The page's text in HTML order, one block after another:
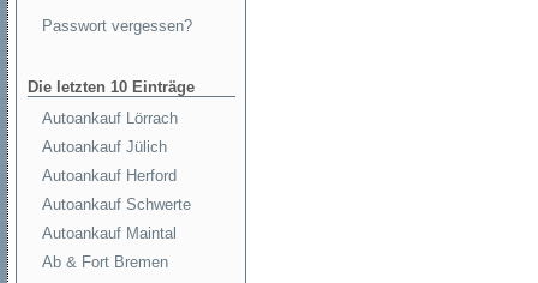
Passwort vergessen?
Die letzten 10 Einträge
Autoankauf Lörrach
Autoankauf Jülich
Autoankauf Herford
Autoankauf Schwerte
Autoankauf Maintal
Ab & Fort Bremen